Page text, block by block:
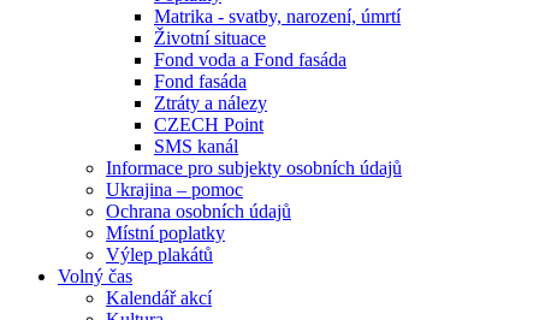
Matrika - svatby, narození, úmrtí
Životní situace
Fond voda a Fond fasáda
Fond fasáda
Ztráty a nálezy
CZECH Point
SMS kanál
Informace pro subjekty osobních údajů
Ukrajina – pomoc
Ochrana osobních údajů
Místní poplatky
Výlep plakátů
Volný čas
Kalendář akcí